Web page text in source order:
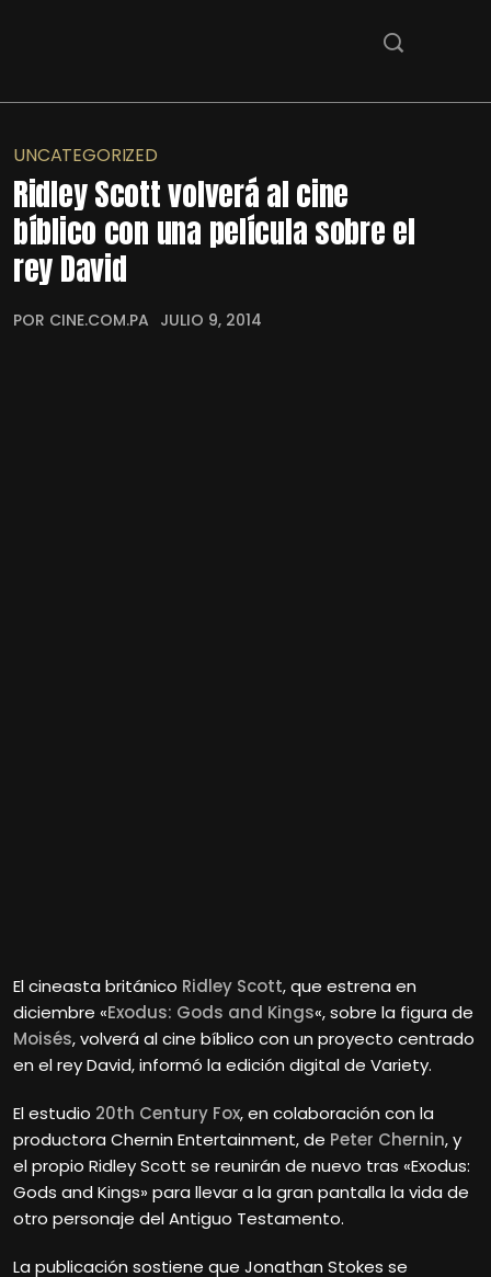
UNCATEGORIZED
Ridley Scott volverá al cine
bíblico con una película sobre el
rey David
POR CINE.COM.PA JULIO 9, 2014
El cineasta británico Ridley Scott, que estrena en
diciembre «Exodus: Gods and Kings«, sobre la figura de
Moisés, volverá al cine bíblico con un proyecto centrado
en el rey David, informó la edición digital de Variety.
El estudio 20th Century Fox, en colaboración con la
productora Chernin Entertainment, de Peter Chernin, y
el propio Ridley Scott se reunirán de nuevo tras «Exodus:
Gods and Kings» para llevar a la gran pantalla la vida de
otro personaje del Antiguo Testamento.
La publicación sostiene que Jonathan Stokes se